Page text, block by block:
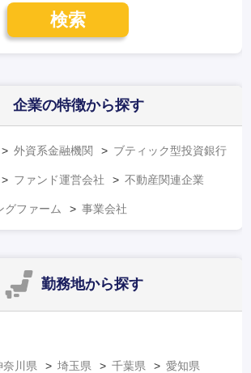
検索
企業の特徴から探す
外資系金融機関 ブティック型投資銀行
ファンド運営会社 不動産関連企業
グファーム 事業会社
勤務地から探す
奈川県 埼玉県 千葉県 愛知県